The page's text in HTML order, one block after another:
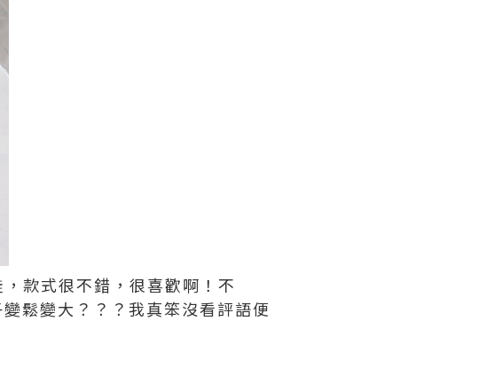
款式很不錯，很喜歡啊！不
鬆變大？？？我真笨沒看評語便